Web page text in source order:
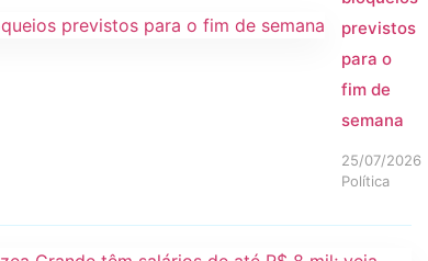
previstos
para o
fim de
semana
25/07/2026
Política